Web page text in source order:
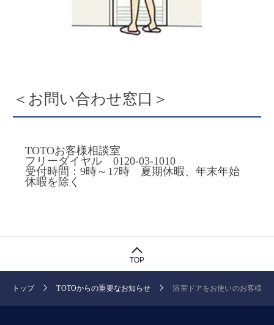
＜お問い合わせ窓口＞
TOTOお客様相談室
フリーダイヤル 0120-03-1010
受付時間：9時～17時 夏期休暇、年末年始
休暇を除く
TOP
トップ TOTOからの重要なお知らせ 浴室ドアをお使いのお客様へ